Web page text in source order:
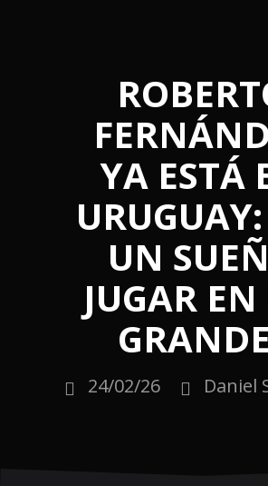
YA ESTÁ
URUGUAY:
UN
JUGAR
24/02/26 Daniel